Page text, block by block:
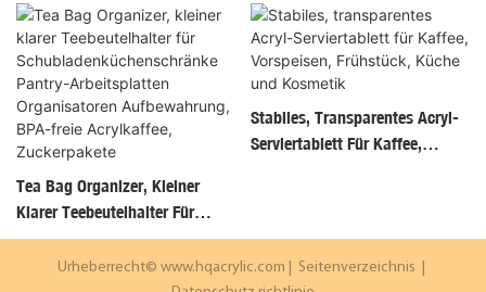
Tea Bag Organizer, Kleiner
Klarer Teebeutelhalter Für
Schubladenküchenschränke
Pantry-Arbeitsplatten
Stabiles, Transparentes Acryl-
Serviertablett Für Kaffee,
Urheberrecht© www.hqacrylic.com Seitenverzeichnis